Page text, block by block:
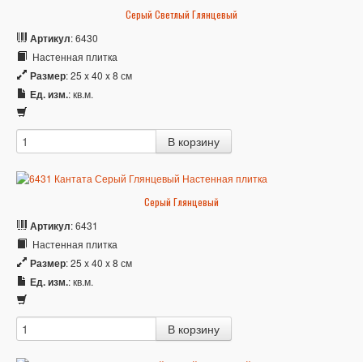
Серый Светлый Глянцевый
Артикул: 6430
Настенная плитка
Размер: 25 x 40 x 8 см
Ед. изм.: кв.м.
Серый Глянцевый
Артикул: 6431
Настенная плитка
Размер: 25 x 40 x 8 см
Ед. изм.: кв.м.